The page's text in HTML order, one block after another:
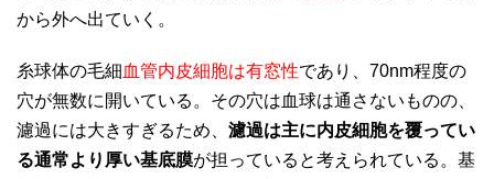
から外へ出ていく。
糸球体の毛細血管内皮細胞は有窓性であり、70nm程度の
穴が無数に開いている。その穴は血球は通さないものの、
濾過には大きすぎるため、 濾過は主に内皮細胞を覆ってい
る通常より厚い基底膜が担っていると考えられている。基